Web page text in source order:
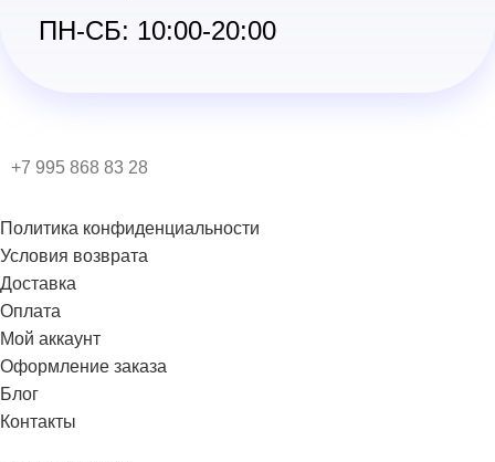
ПН-СБ: 10:00-20:00
+7 995 868 83 28
Политика конфиденциальности
Условия возврата
Доставка
Оплата
Мой аккаунт
Оформление заказа
Блог
Контакты